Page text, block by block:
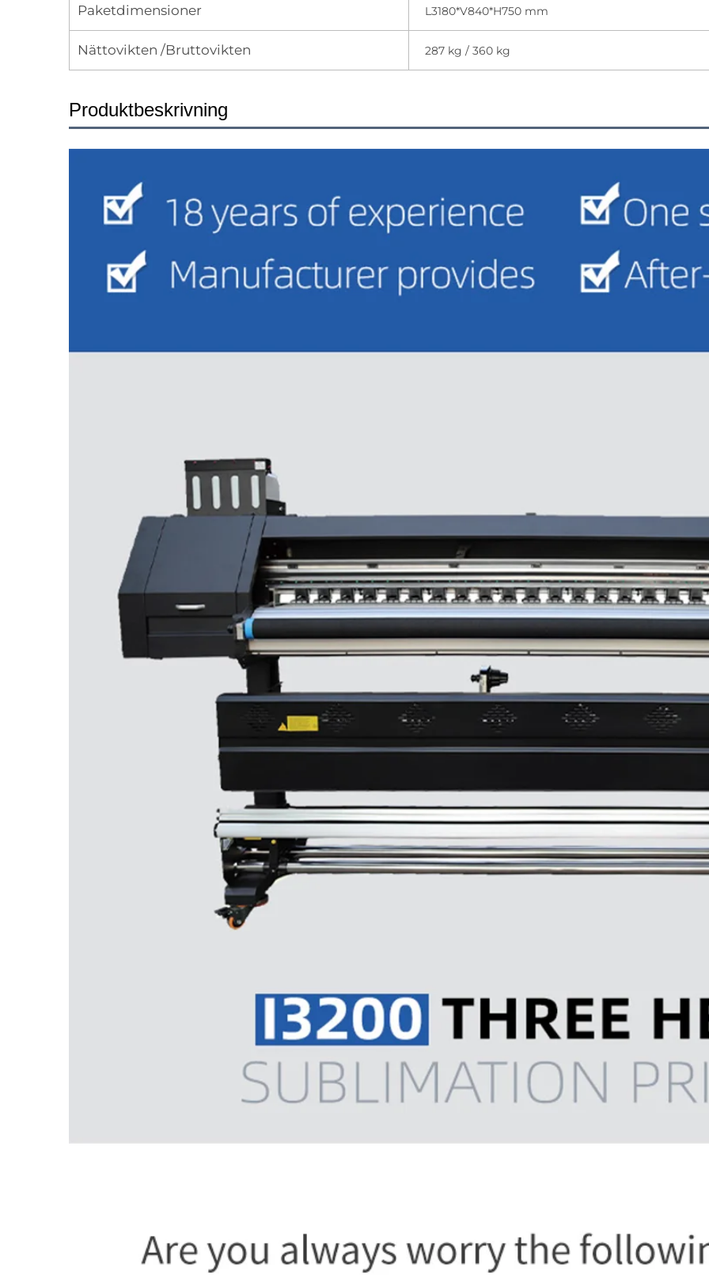
Paketdimensioner L3180*V840*H750 mm
Nättovikten /Bruttovikten 287 kg / 360 kg
Produktbeskrivning